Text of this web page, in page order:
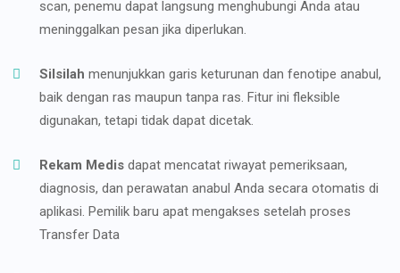
scan, penemu dapat langsung menghubungi Anda atau
meninggalkan pesan jika diperlukan.
Silsilah menunjukkan garis keturunan dan fenotipe anabul,
baik dengan ras maupun tanpa ras. Fitur ini fleksible
digunakan, tetapi tidak dapat dicetak.
Rekam Medis dapat mencatat riwayat pemeriksaan,
diagnosis, dan perawatan anabul Anda secara otomatis di
aplikasi. Pemilik baru apat mengakses setelah proses
Transfer Data